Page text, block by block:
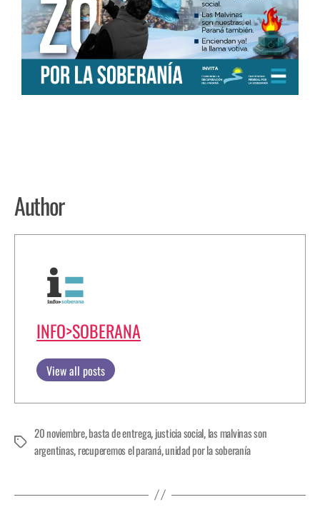
Author
INFO>SOBERANA
View all posts
20 noviembre,basta de entrega, justicia social, las malvinas son
argentinas, recuperemos el paraná,unidad por la soberanía